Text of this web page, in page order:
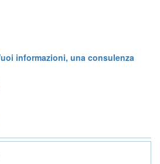
informazioni, una consulenza